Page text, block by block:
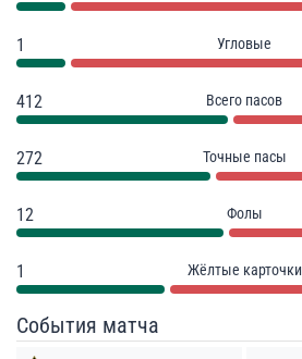
1 Угловые
412 Всего пасов
272 Точные пасы
12 Фолы
1 Жёлтые карточки
События матча